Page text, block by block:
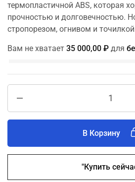
термопластичной ABS, которая
прочностью и долговечностью.
стропорезом, огнивом и
Вам не хватает 35 000,00 ₽ для
В Корзину
"Купить